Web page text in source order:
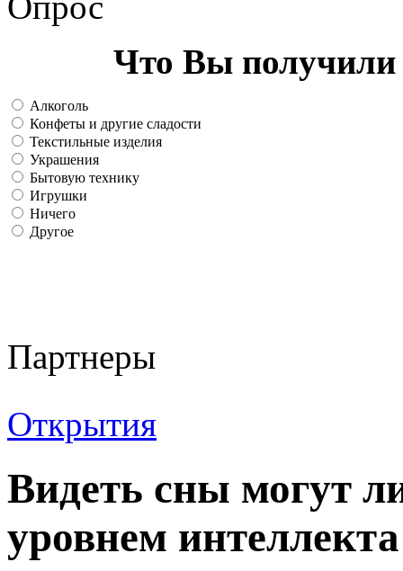
Что Вы получили
Алкоголь
Конфеты и другие сладости
Текстильные изделия
Украшения
Бытовую технику
Игрушки
Ничего
Другое
Партнеры
Открытия
Видеть сны могут
уровнем интеллекта